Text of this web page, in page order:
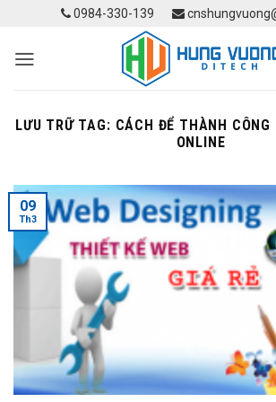
content
0984-330-139
LƯU TRỮ TAG: CÁCH ĐỂ THÀNH CÔNG
ONLINE
09
Th3